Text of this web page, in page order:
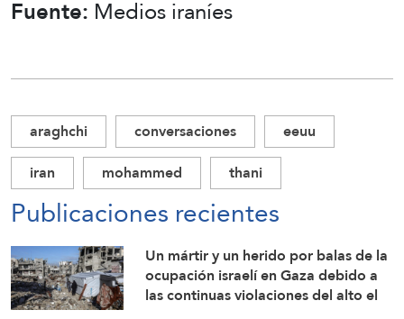
Fuente: Medios iraníes
araghchi conversaciones
eeuu
iran
mohammed thani
Publicaciones recientes
Un mártir y un herido por balas de la
ocupación israelí en Gaza debido a
las continuas violaciones del alto el